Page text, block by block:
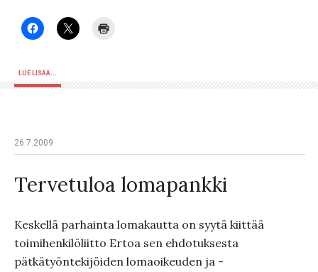
LUE LISÄÄ...
26.7.2009
Tervetuloa lomapankki
Keskellä parhainta lomakautta on syytä kiittää
toimihenkilöliitto Ertoa sen ehdotuksesta
pätkätyöntekijöiden lomaoikeuden ja -